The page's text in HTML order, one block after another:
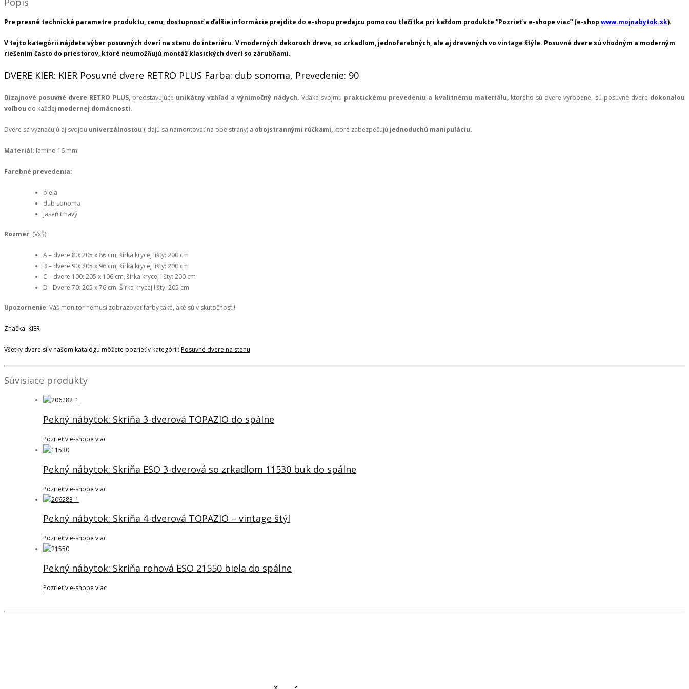
Pre presné technické parametre produktu, cenu, dostupnosť a ďalšie informácie prejdite do e-shopu predajcu pomocou tlačítka pri každom produkte “Pozrieť v e-shope viac” (e-shop www.mojnabytok.sk).
V tejto kategórii nájdete výber posuvných dverí na stenu do interiéru. V moderných dekoroch dreva, so zrkadlom, jednofarebných, ale aj drevených vo vintage štýle. Posuvné dvere sú vhodným a moderným
riešením často do priestorov, ktoré neumožňujú montáž klasických dverí so zárubňami.
DVERE KIER: KIER Posuvné dvere RETRO PLUS Farba: dub sonoma, Prevedenie: 90
Dizajnové posuvné dvere RETRO PLUS,predstavujúce unikátny vzhľad a výnimočný nádych. Vďaka svojmu praktickému prevedeniu a kvalitnému materiálu,ktorého sú dvere vyrobené, sú posuvné dvere dokonalou
voľbou do každej modernej domácnosti.
Dvere sa vyznačujú aj svojou univerzálnosťou ( dajú sa namontovať na obe strany) a obojstrannými rúčkami, ktoré zabezpečujú jednoduchú manipuláciu.
Materiál: lamino 16 mm
Farebné prevedenia:
biela
dub sonoma
jaseň tmavý
Rozmer: (VxŠ)
A – dvere 80: 205 x 86 cm, šírka krycej lišty: 200 cm
B – dvere 90: 205 x 96 cm, šírka krycej lišty: 200 cm
C – dvere 100: 205 x 106 cm, šírka krycej lišty: 200 cm
D- Dvere 70: 205 x 76 cm, Šírka krycej lišty: 205 cm
Upozornenie: Váš monitor nemusí zobrazovať farby také, aké sú v skutočnosti!
Značka: KIER
Všetky dvere si v našom katalógu môžete pozrieť v kategórii: Posuvné dvere na stenu
Súvisiace produkty
Pekný nábytok: Skriňa 3-dverová TOPAZIO do spálne
Pozrieť v e-shope viac
Pekný nábytok: Skriňa ESO 3-dverová so zrkadlom 11530 buk do spálne
Pozrieť v e-shope viac
Pekný nábytok: Skriňa 4-dverová TOPAZIO – vintage štýl
Pozrieť v e-shope viac
Pekný nábytok: Skriňa rohová ESO 21550 biela do spálne
Pozrieť v e-shope viac